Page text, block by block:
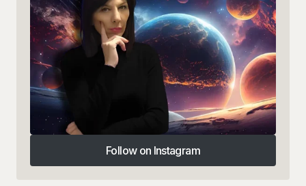
Follow on Instagram
Follow on Instagram